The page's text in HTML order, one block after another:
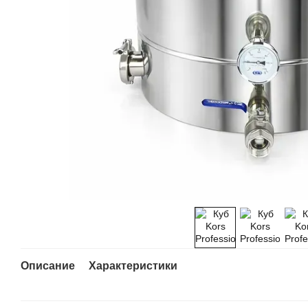
Описание Характеристики